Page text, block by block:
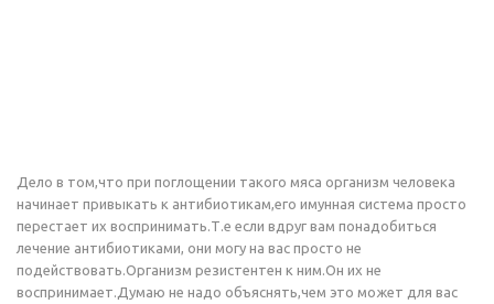
Дело в том,что при поглощении такого мяса организм человека
начинает привыкать к антибиотикам,его имунная система просто
перестает их воспринимать.Т.е если вдруг вам понадобиться
лечение антибиотиками, они могу на вас просто не
подействовать.Организм резистентен к ним.Он их не
воспринимает.Думаю не надо объяснять,чем это может для вас